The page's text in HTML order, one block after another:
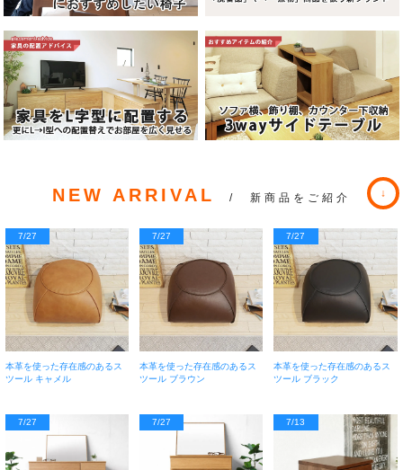
NEW ARRIVAL / 新商品をご紹介
7/27
本革を使った存在感のあるス
ツール キャメル
7/27
本革を使った存在感のあるス
ツール ブラウン
7/27
本革を使った存在感のあるス
ツール ブラック
7/27 7/27 7/13